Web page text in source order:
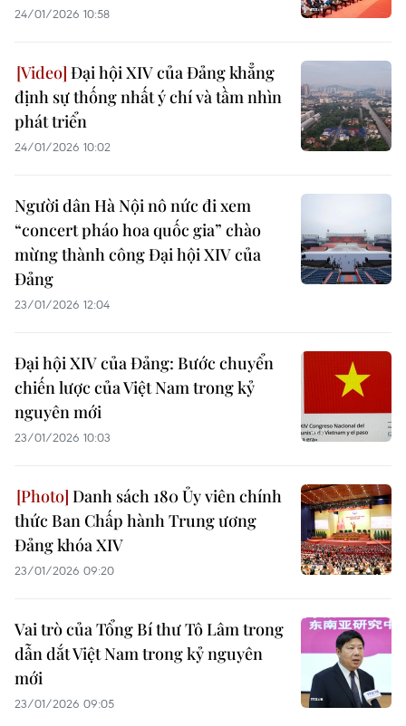
24/01/2026 10:58
Đại hội XIV của Đảng khẳng
định sự thống nhất ý chí và tầm nhìn
phát triển
24/01/2026 10:02
Người dân Hà Nội nô nức đi xem
“concert pháo hoa quốc gia” chào
mừng thành công Đại hội XIV của
Đảng
23/01/2026 12:04
Đại hội XIV của Đảng: Bước chuyển
chiến lược của Việt Nam trong kỷ
nguyên mới
23/01/2026 10:03
Danh sách 180 Ủy viên chính
thức Ban Chấp hành Trung ương
Đảng khóa XIV
23/01/2026 09:20
Vai trò của Tổng Bí thư Tô Lâm trong
dẫn dắt Việt Nam trong kỷ nguyên
mới
23/01/2026 09:05